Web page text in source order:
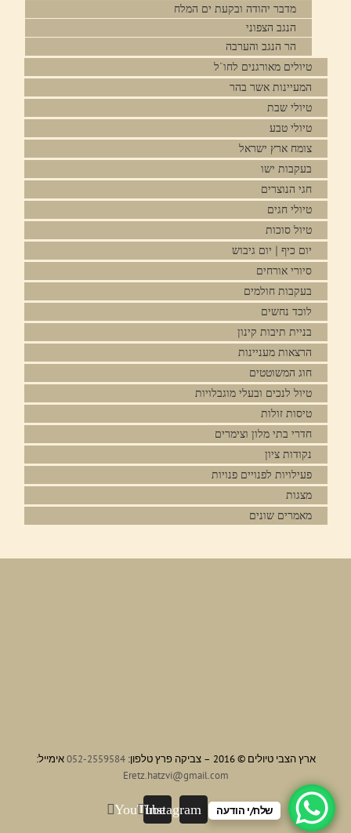
מדבר יהודה ובקעת ים המלח
הנגב הצפוני
הר הנגב והערבה
טיולים מאורגנים לחו"ל
המעיינות אשר בהר
טיולי שבת
טיולי טבע
צומח ארץ ישראל
בעקבות ישו
חגי הנוצרים
טיולי חגים
טיול סוכות
יום כיף | יום גיבוש
סיורי אורחים
בעקבות חולמים
לוכד נחשים
בניית תיבות קינון
הרצאות מעניינות
חוג המשוטטים
טיול לנכים ובעלי מוגבלויות
טיסות זולות
חדרי בתי מלון וצימרים
נקודות ציון
פעילויות לפנויים פנויות
מצגות
מאמרים שונים
ארץ הצבי טיולים © 2016 – צביקה פרץ טלפון: 052-2559584אימייל:
Eretz.hatzvi@gmail.com
Instagram
YouTube שלח/י הודעה